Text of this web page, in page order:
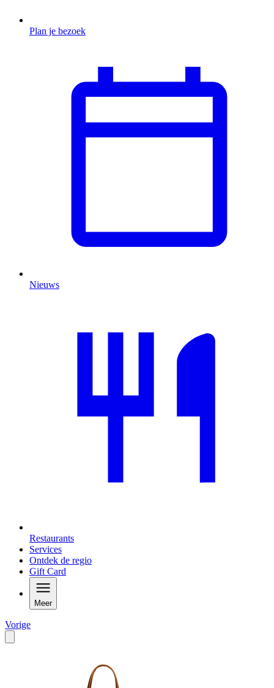
Plan je bezoek
Nieuws
Restaurants
Services
Ontdek de regio
Gift Card
Meer
Vorige